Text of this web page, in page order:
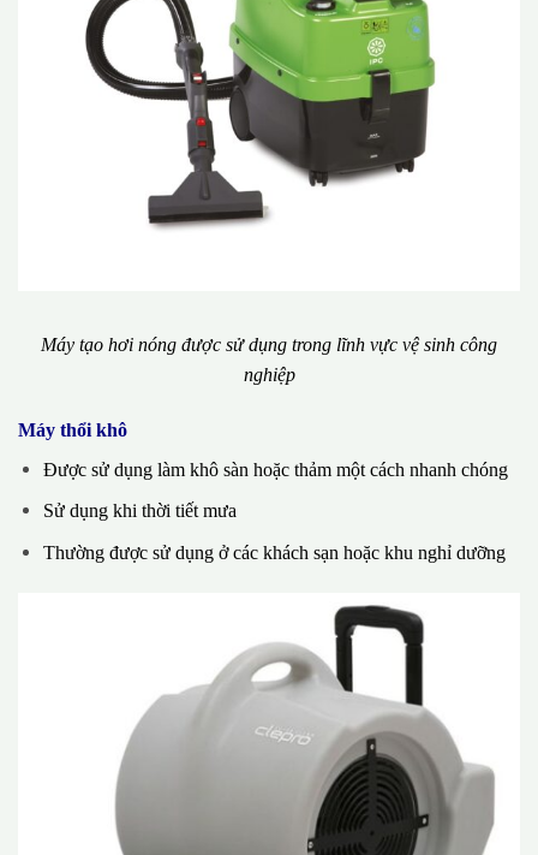
Máy tạo hơi nóng được sử dụng trong lĩnh vực vệ sinh công
nghiệp
Máy thổi khô
Được sử dụng làm khô sàn hoặc thảm một cách nhanh chóng
Sử dụng khi thời tiết mưa
Thường được sử dụng ở các khách sạn hoặc khu nghỉ dưỡng